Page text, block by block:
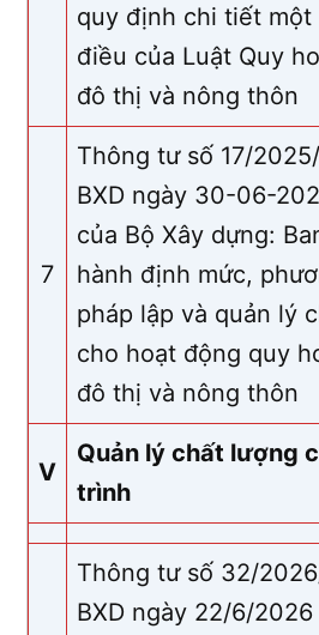
quy định chi tiết một
điều của Luật Quy
đô thị và nông thôn
7
Thông tư số 17/
BXD ngày 30-06-
của Bộ Xây dựng:
hành định mức,
pháp lập và quản lý
cho hoạt động quy
đô thị và nông thôn
V
Quản lý chất lượng
trình
Thông tư số 32/
BXD ngày 22/6/2026